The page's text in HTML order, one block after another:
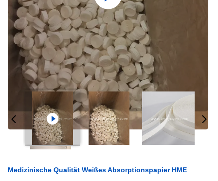
Medizinische Qualität Weißes Absorptionspapier HME